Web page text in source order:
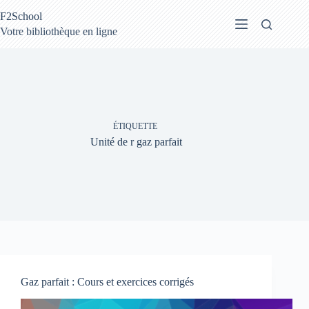
au
contenu
F2School
Votre bibliothèque en ligne
ÉTIQUETTE
Unité de r gaz parfait
Gaz parfait : Cours et exercices corrigés